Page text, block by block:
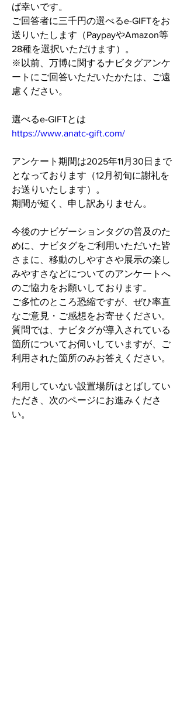
ば幸いです。
ご回答者に三千円の選べるe-GIFTをお
送りいたします（PaypayやAmazon等
28種を選択いただけます）。
※以前、万博に関するナビタグアンケ
ートにご回答いただいたかたは、ご遠
慮ください。
選べるe-GIFTとは
https://www.anatc-gift.com/
アンケート期間は2025年11月30日まで
となっております（12月初旬に謝礼を
お送りいたします）。
期間が短く、申し訳ありません。
今後のナビゲーションタグの普及のた
めに、ナビタグをご利用いただいた皆
さまに、移動のしやすさや展示の楽し
みやすさなどについてのアンケートへ
のご協力をお願いしております。
ご多忙のところ恐縮ですが、ぜひ率直
なご意見・ご感想をお寄せください。
質問では、ナビタグが導入されている
箇所についてお伺いしていますが、ご
利用された箇所のみお答えください。
利用していない設置場所はとばしてい
ただき、次のページにお進みくださ
い。